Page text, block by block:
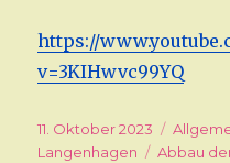
https://
v=3KIHwvc99YQ
Veröffentlicht
am
11. Oktober 2023
Langenhagen
Abbau